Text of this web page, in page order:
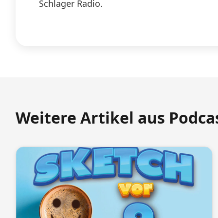
Schlager Radio.
Weitere Artikel aus